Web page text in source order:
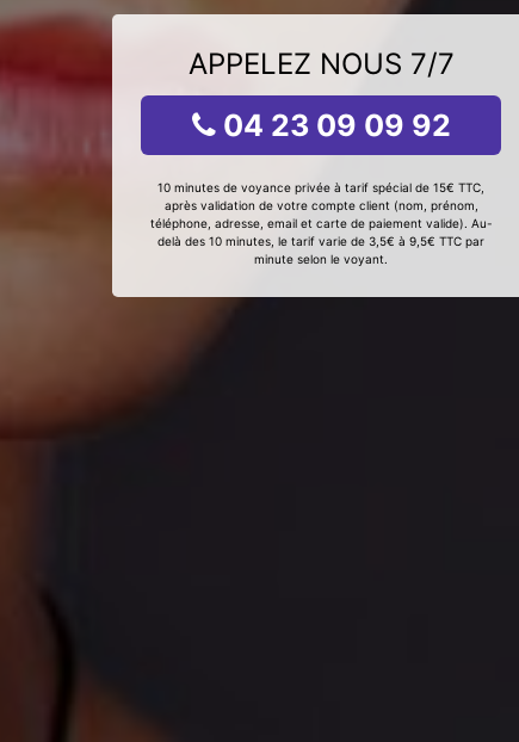
APPELEZ NOUS 7/7
04 23 09 09 92
10 minutes de voyance privée à tarif spécial de 15€ TTC,
après validation de votre compte client (nom, prénom,
téléphone, adresse, email et carte de paiement valide). Au-
delà des 10 minutes, le tarif varie de 3,5€ à 9,5€ TTC par
minute selon le voyant.